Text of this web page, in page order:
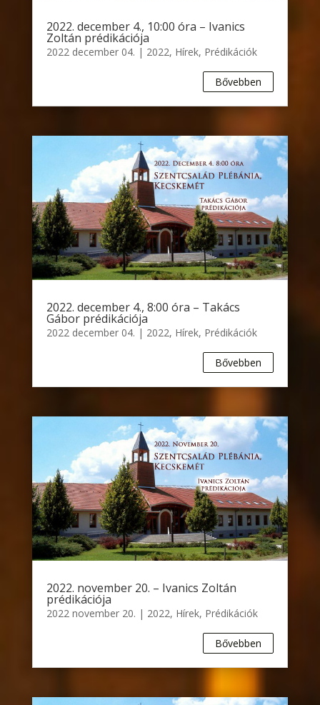
2022. december 4., 10:00 óra – Ivanics
Zoltán prédikációja
2022 december 04. | 2022, Hírek, Prédikációk
Bővebben
2022. december 4., 8:00 óra – Takács
Gábor prédikációja
2022 december 04. | 2022, Hírek, Prédikációk
Bővebben
2022. november 20. – Ivanics Zoltán
prédikációja
2022 november 20. | 2022, Hírek, Prédikációk
Bővebben